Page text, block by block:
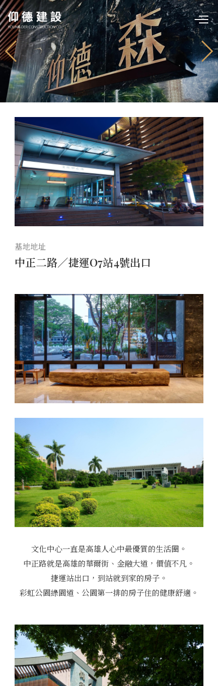
基地地址
中正二路／捷運O7站4號出口
文化中心一直是高雄人心中最優質的生活圈。
中正路就是高雄的華爾街、金融大道，價值不凡。
捷運站出口，到站就到家的房子。
彩虹公園綠園道、公園第一排的房子住的健康舒適。